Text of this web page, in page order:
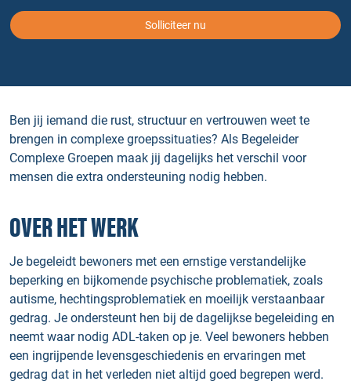
Solliciteer nu
Ben jij iemand die rust, structuur en vertrouwen weet te
brengen in complexe groepssituaties? Als Begeleider
Complexe Groepen maak jij dagelijks het verschil voor
mensen die extra ondersteuning nodig hebben.
OVER HET WERK
Je begeleidt bewoners met een ernstige verstandelijke
beperking en bijkomende psychische problematiek, zoals
autisme, hechtingsproblematiek en moeilijk verstaanbaar
gedrag. Je ondersteunt hen bij de dagelijkse begeleiding en
neemt waar nodig ADL-taken op je. Veel bewoners hebben
een ingrijpende levensgeschiedenis en ervaringen met
gedrag dat in het verleden niet altijd goed begrepen werd.